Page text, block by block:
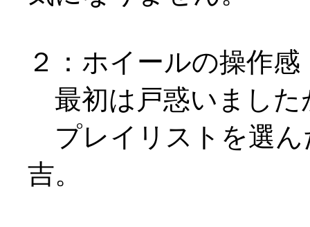
２：ホイールの操作感
最初は戸惑いました
プレイリストを選ん
吉。